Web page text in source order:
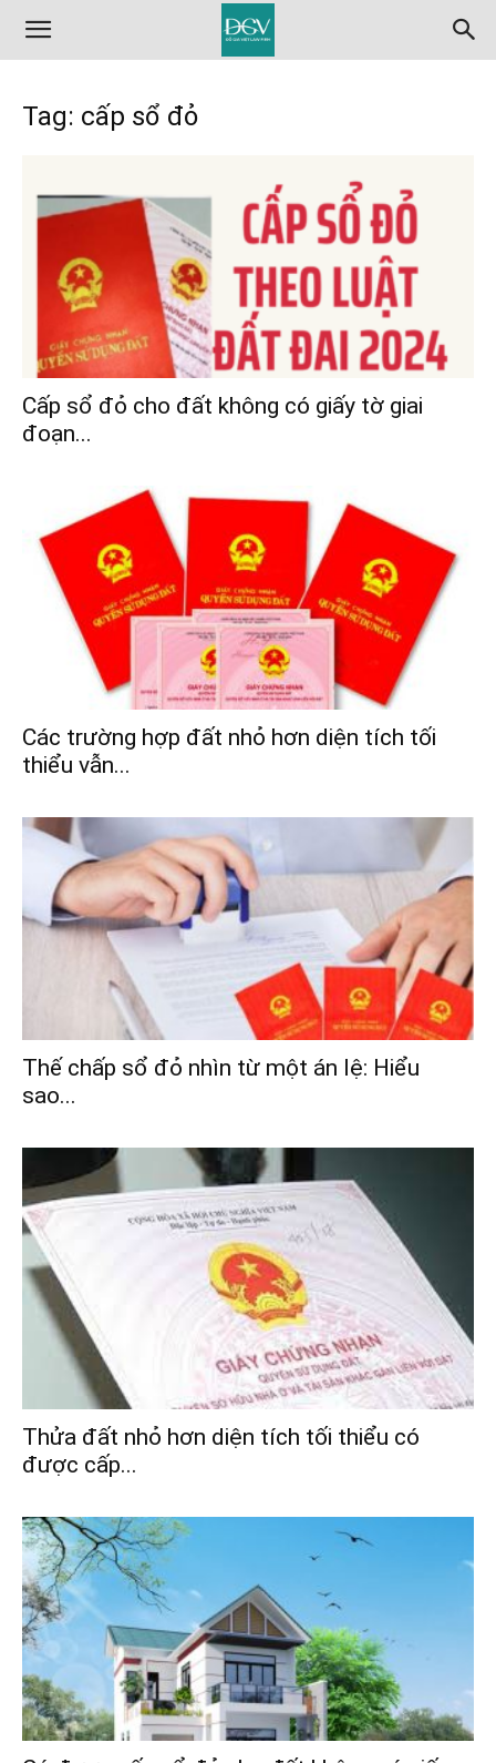
Tag: cấp sổ đỏ
Cấp sổ đỏ cho đất không có giấy tờ giai
đoạn...
Các trường hợp đất nhỏ hơn diện tích tối
thiểu vẫn...
Thế chấp sổ đỏ nhìn từ một án lệ: Hiểu
sao...
Thửa đất nhỏ hơn diện tích tối thiểu có
được cấp...